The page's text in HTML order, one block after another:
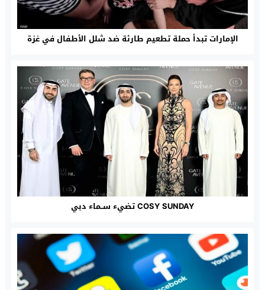
الإمارات تبدأ حملة تطعيم طارئة ضد شلل الأطفال في غزة
COSY SUNDAY تضيء ســماء دبي